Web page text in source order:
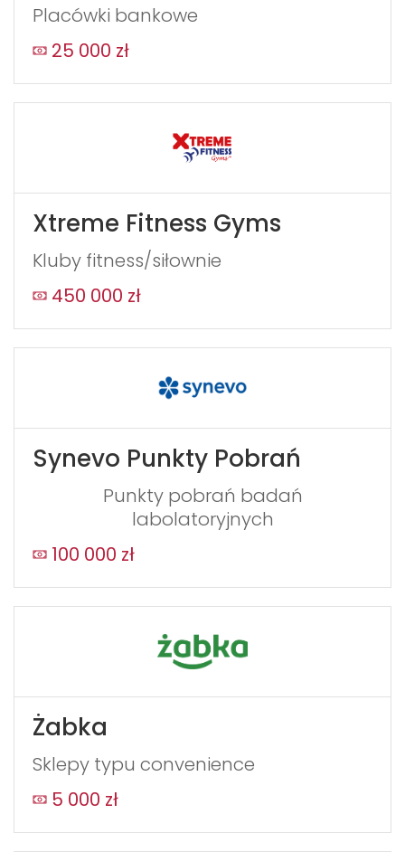
Placówki bankowe
25 000 zł
Xtreme Fitness Gyms
Kluby fitness/siłownie
450 000 zł
Synevo Punkty Pobrań
Punkty pobrań badań
labolatoryjnych
100 000 zł
Żabka
Sklepy typu convenience
5 000 zł